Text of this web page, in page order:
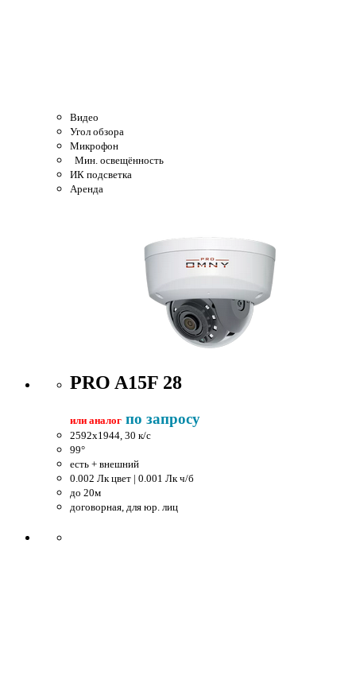
Видео
Угол обзора
Микрофон
Мин. освещённость
ИК подсветка
Аренда
PRO A15F 28
или аналог по запросу
2592x1944, 30 к/c
99°
есть + внешний
0.002 Лк цвет | 0.001 Лк ч/б
до 20м
договорная, для юр. лиц